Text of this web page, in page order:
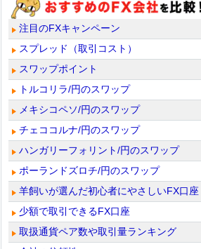
注目のFXキャンペーン
スプレッド（取引コスト）
スワップポイント
トルコリラ/円のスワップ
メキシコペソ/円のスワップ
チェココルナ/円のスワップ
ハンガリーフォリント/円のスワップ
ポーランドズロチ/円のスワップ
羊飼いが選んだ初心者にやさしいFX口座
少額で取引できるFX口座
取扱通貨ペア数や取引量ランキング